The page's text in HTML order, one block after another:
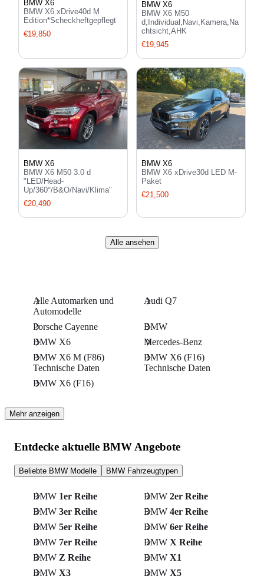
BMW X6
BMW X6 xDrive40d M
Edition*Scheckheftgepflegt
€19,850
BMW X6
BMW X6 M50
d,Individual,Navi,Kamera,Na
chtsicht,AHK
€19,945
BMW X6
BMW X6 M50 3.0 d
"LED/Head-
Up/360°/B&O/Navi/Klima"
€20,490
BMW X6
BMW X6 xDrive30d LED M-
Paket
€21,500
Alle ansehen
Alle Automarken und
Automodelle
Audi Q7
Porsche Cayenne
BMW
BMW X6
Mercedes-Benz
BMW X6 M (F86)
Technische Daten
BMW X6 (F16)
Technische Daten
BMW X6 (F16)
Mehr anzeigen
Entdecke aktuelle BMW Angebote
Beliebte BMW Modelle BMW Fahrzeugtypen
BMW 1er Reihe BMW 2er Reihe
BMW 3er Reihe BMW 4er Reihe
BMW 5er Reihe BMW 6er Reihe
BMW 7er Reihe BMW X Reihe
BMW Z Reihe BMW X1
BMW X3 BMW X5